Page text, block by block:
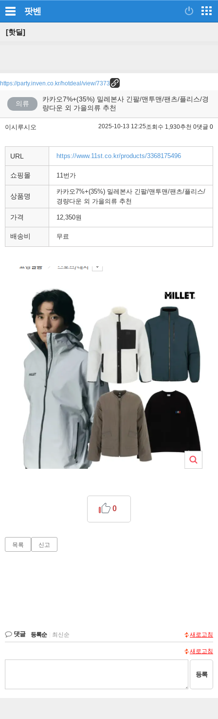
팟벤
[핫딜]
https://party.inven.co.kr/hotdeal/view/7373
의류
카카오7%+(35%) 밀레본사 긴팔/맨투맨/팬츠/플리스/경
량다운 외 가을의류 추천
이시루시오 2025-10-13 12:25조회수 1,930추천 0댓글 0
URL https://www.11st.co.kr/products/3368175496
쇼핑몰 11번가
상품명
카카오7%+(35%) 밀레본사 긴팔/맨투맨/팬츠/플리스/
경량다운 외 가을의류 추천
가격 12,350원
배송비 무료
0
목록 신고
댓글 등록순 최신순 새로고침
새로고침
등록